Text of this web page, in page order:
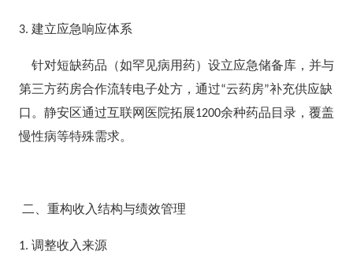
3. 建立应急响应体系
针对短缺药品（如罕见病用药）设立应急储备库，并与
第三方药房合作流转电子处方，通过“云药房”补充供应缺
口。静安区通过互联网医院拓展1200余种药品目录，覆盖
慢性病等特殊需求。
二、重构收入结构与绩效管理
1. 调整收入来源